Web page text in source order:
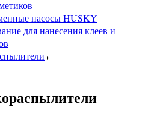
насосы HUSKY
для нанесения клеев и